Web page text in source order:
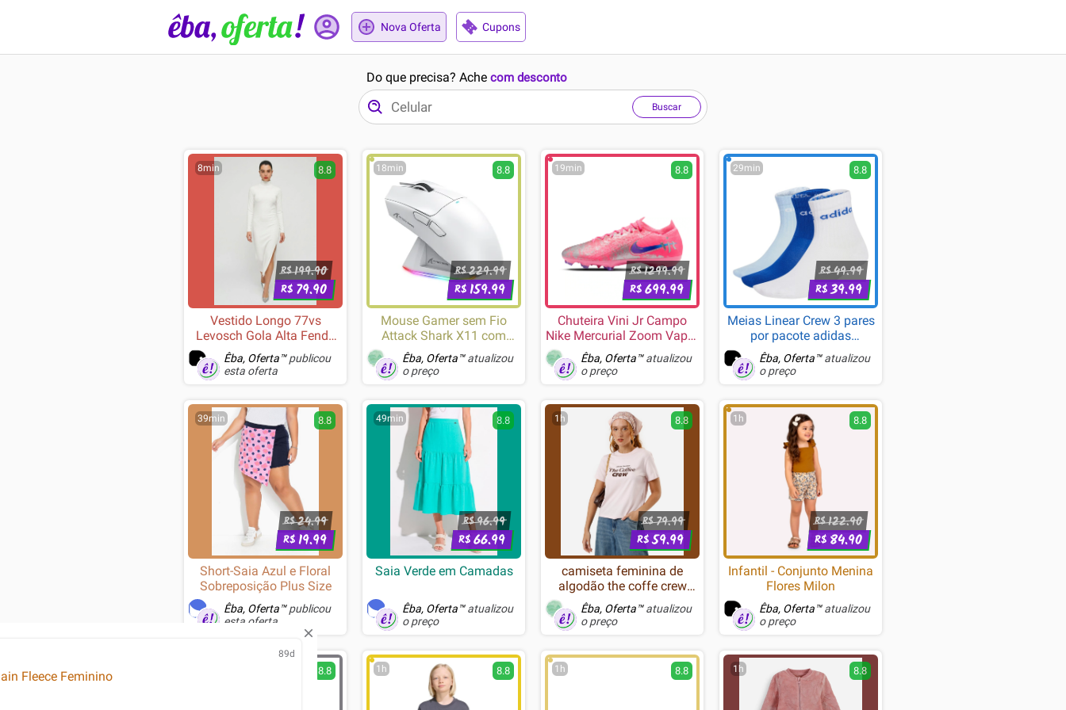
Nova Oferta Cupons
Do que precisa? Ache com desconto
Buscar
8min 8.8
R$199.90
R$ 79.90
Vestido Longo 77vs
Levosch Gola Alta Fenda
Lateral Tricôt Off White
Êba, Oferta™publicou
esta oferta
18min 8.8
R$229.99
R$159.99
Mouse Gamer sem Fio
Attack Shark X11 com
Base de Carregamento
Magnético RGB, Tri-Mode,
22.000 DPI, Sensor Óptico
Branco
Êba, Oferta™atualizou
o preço
19min 8.8
R$1299.99
R$699.99
Chuteira Vini Jr Campo
Nike Mercurial Zoom Vapor
16 Pro
Êba, Oferta™atualizou
o preço
29min 8.8
R$49.99
R$39.99
Meias Linear Crew 3 pares
por pacote adidas
Performance Branco
Êba, Oferta™atualizou
o preço
39min 8.8
R$24.99
R$19.99
Short-Saia Azul e Floral
Sobreposição Plus Size
Êba, Oferta™publicou
esta oferta
49min 8.8
R$96.99
R$66.99
Saia Verde em Camadas
Êba, Oferta™atualizou
o preço
1h 8.8
R$79.99
R$59.99
camiseta feminina de
algodão the coffe crew
rosa
Êba, Oferta™atualizou
o preço
1h 8.8
R$122.90
R$ 84.90
Infantil - Conjunto Menina
Flores Milon
Êba, Oferta™atualizou
o preço
8.8 1h 8.8 1h 8.8 1h 8.8
89d
Fleece Feminino